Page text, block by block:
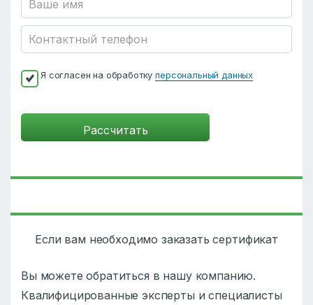
Я согласен на обработкуперсональный данных
Если вам необходимо заказать сертификат
Вы можете обратиться в нашу компанию.
Квалифицированные эксперты и специалисты